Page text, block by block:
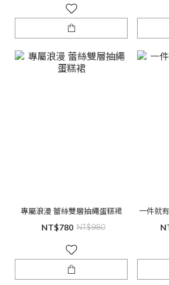
專屬浪漫 蕾絲雙層抽繩蛋糕裙
NT$780 NT$980
一件就